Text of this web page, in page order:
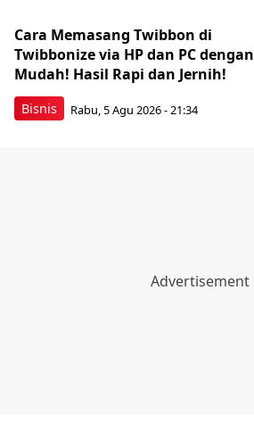
Bisnis
Cara Memasang Twibbon di
Twibbonize via HP dan PC dengan
Mudah! Hasil Rapi dan Jernih!
Rabu, 5 Agu 2026 - 21:34